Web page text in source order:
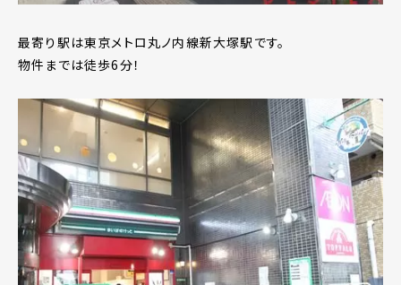
最寄り駅は東京メトロ丸ノ内線新大塚駅です。
物件までは徒歩6分！